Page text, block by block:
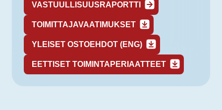
VASTUULLISUUSRAPORTTI
TOIMITTAJAVAATIMUKSET
YLEISET OSTOEHDOT (ENG)
EETTISET TOIMINTAPERIAATTEET